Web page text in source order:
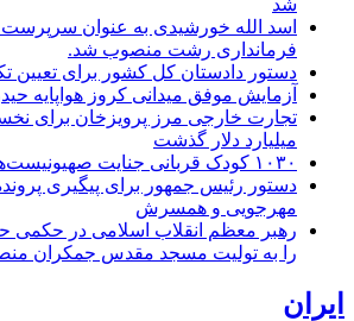
شد
اسد الله خورشیدی به عنوان
فرمانداری رشت منصوب شد.
دستور دادستان کل کشور برای تعیین
آزمایش موفق میدانی کروز هواپایه
تجارت خارجی مرز پرویزخان برای
میلیارد دلار گذشت
۱۰۳۰ کودک قربانی جنایت صهیونیست‌ها
دستور رئیس جمهور برای پیگیری
مهرجویی و همسرش
رهبر معظم انقلاب اسلامی در حکمی
را به تولیت مسجد مقدس جمکران
ایران